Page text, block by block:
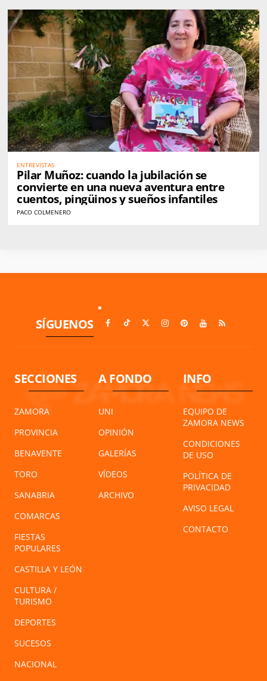
ENTREVISTAS
Pilar Muñoz: cuando la jubilación se
convierte en una nueva aventura entre
cuentos, pingüinos y sueños infantiles
PACO COLMENERO
SÍGUENOS
SECCIONES
ZAMORA
PROVINCIA
BENAVENTE
TORO
SANABRIA
COMARCAS
FIESTAS
POPULARES
CASTILLA Y LEÓN
CULTURA /
TURISMO
DEPORTES
SUCESOS
NACIONAL
A FONDO
UNI
OPINIÓN
GALERÍAS
VÍDEOS
ARCHIVO
INFO
EQUIPO DE
ZAMORA NEWS
CONDICIONES
DE USO
POLÍTICA DE
PRIVACIDAD
AVISO LEGAL
CONTACTO